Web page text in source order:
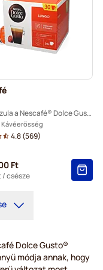
30 kapszula a Nescafé® Dolce Gusto termékhez
Kávéerősség
4.8(569)
Ft
/ csésze
Dolce Gusto®
módja annak, hogy